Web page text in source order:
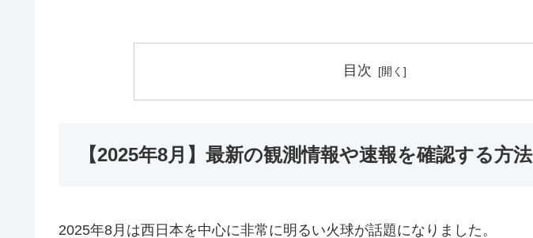
目次
【2025年8月】最新の観測情報や速報を確認する方法
2025年8月は西日本を中心に非常に明るい火球が話題になりました。